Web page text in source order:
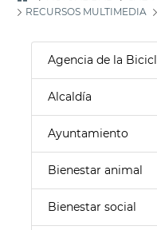
RECURSOS MULTIMEDIA
Agencia de la
Alcaldía
Ayuntamiento
Bienestar animal
Bienestar social